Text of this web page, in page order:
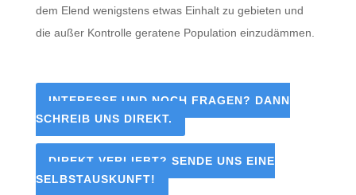
dem Elend wenigstens etwas Einhalt zu gebieten und
die außer Kontrolle geratene Population einzudämmen.
INTERESSE UND NOCH FRAGEN? DANN
SCHREIB UNS DIREKT.
DIREKT VERLIEBT? SENDE UNS EINE
SELBSTAUSKUNFT!